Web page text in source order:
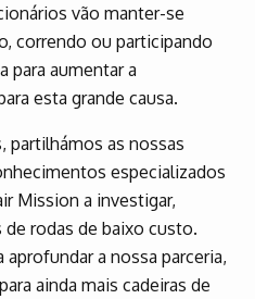
vão manter-se
correndo ou participando
para aumentar a
esta grande causa.
partilhámos as nossas
especializados
Mission a investigar,
de rodas de baixo custo.
a nossa parceria,
ainda mais cadeiras de